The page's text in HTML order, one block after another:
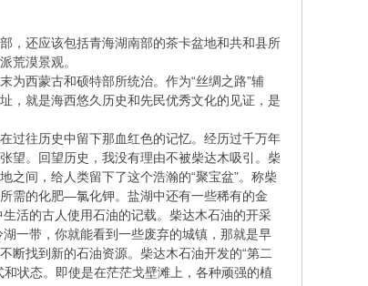
，还应该包括青海湖南部的茶卡盆地和共和县所
荒漠景观。
为西蒙古和硕特部所统治。作为“丝绸之路”辅
，就是海西悠久历史和先民优秀文化的见证，是
过往历史中留下那血红色的记忆。经历过千万年
望。回望历史，我没有理由不被柴达木吸引。柴
间，给人类留下了这个浩瀚的“聚宝盆”。称柴
需的化肥—氯化钾。盐湖中还有一些稀有的金
活的古人使用石油的记载。柴达木石油的开采
一带，你就能看到一些废弃的城镇，那就是早
断找到新的石油资源。柴达木石油开发的“第二
状态。即使是在茫茫戈壁滩上，各种顽强的植